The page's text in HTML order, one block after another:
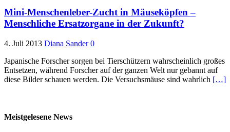
Mini-Menschenleber-Zucht in Mäuseköpfen –
Menschliche Ersatzorgane in der Zukunft?
4. Juli 2013 Diana Sander 0
Japanische Forscher sorgen bei Tierschützern wahrscheinlich großes
Entsetzen, während Forscher auf der ganzen Welt nur gebannt auf
diese Bilder schauen werden. Die Versuchsmäuse sind wahrlich […]
Meistgelesene News